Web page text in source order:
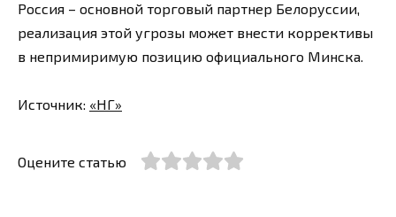
Россия – основной торговый партнер Белоруссии,
реализация этой угрозы может внести коррективы
в непримиримую позицию официального Минска.
Источник: «НГ»
Оцените статью